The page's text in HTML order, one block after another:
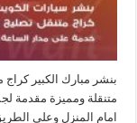
بنشر مبارك الكبير
متنقلة ومميزة مقدمة
امام المنزل وعلى